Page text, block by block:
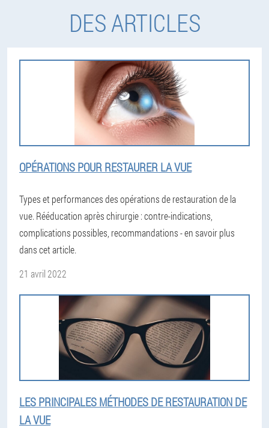
DES ARTICLES
OPÉRATIONS POUR RESTAURER LA VUE
Types et performances des opérations de restauration de la
vue. Rééducation après chirurgie : contre-indications,
complications possibles, recommandations - en savoir plus
dans cet article.
21 avril 2022
LES PRINCIPALES MÉTHODES DE RESTAURATION DE
LA VUE